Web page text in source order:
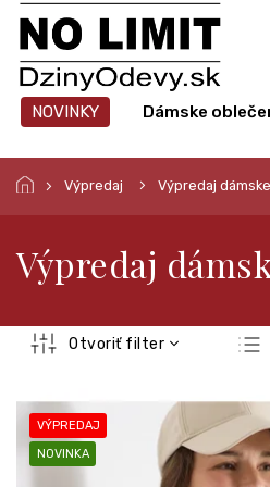
Prejsť
obsah
NOVINKY Dámske
Výpredaj Výpredaj
Výpredaj
R
e
n
i
e
Otvoriť filter
V
VÝPREDAJ
NOVINKA